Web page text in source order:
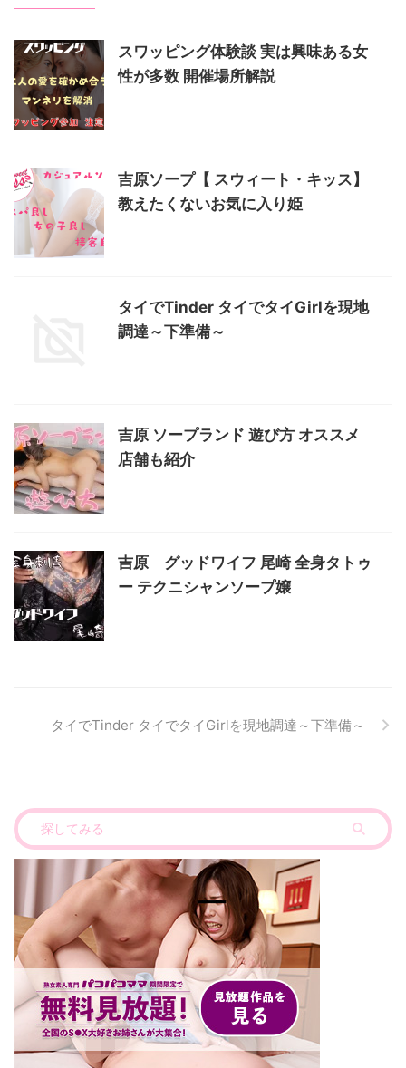
スワッピング体験談 実は興味ある女
性が多数 開催場所解説
吉原ソープ【 スウィート・キッス】
教えたくないお気に入り姫
タイでTinder タイでタイGirlを現地
調達～下準備～
吉原 ソープランド 遊び方 オススメ
店舗も紹介
吉原 グッドワイフ 尾崎 全身タトゥ
ー テクニシャンソープ嬢
タイでTinder タイでタイGirlを現地調達～下準備～